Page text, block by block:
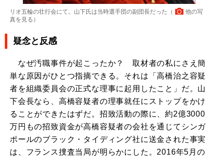
リオ五輪の壮行会にて。山下氏は当時選手団の副団長だった（
他の写
真を見る ）
疑念と反感
なぜ汚職事件が起こったか？ 取材者の私にさえ簡
単な原因がひとつ指摘できる。それは「高橋治之容疑
者を組織委員会の正式な理事に起用したこと」だ。山
下会長なら、高橋容疑者の理事就任にストップをかけ
ることができたはずだ。招致活動の際に、約2億3000
万円もの招致資金が高橋容疑者の会社を通じてシンガ
ポールのブラック・タイディング社に送金された事実
は、フランス捜査当局が明らかにした。2016年5月の